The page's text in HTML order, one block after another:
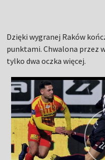
Dzięki wygranej Raków
punktami. Chwalona przez
tylko dwa oczka więcej.